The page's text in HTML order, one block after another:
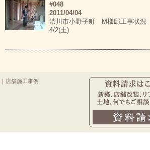
#048
2011/04/04
渋川市小野子町 M様邸工事状況
4/2(土)
｜ 店舗施工事例